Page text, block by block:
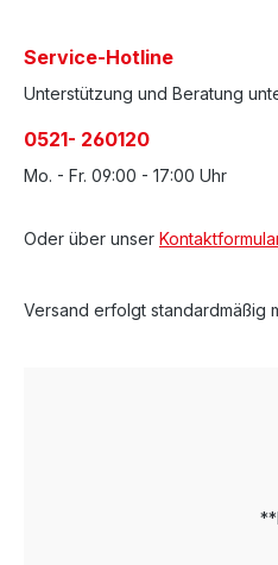
Service-Hotline
Unterstützung und Beratung
0521- 260120
Mo. - Fr. 09:00 - 17:00 Uhr
Oder über unser
Versand erfolgt standardmäßig